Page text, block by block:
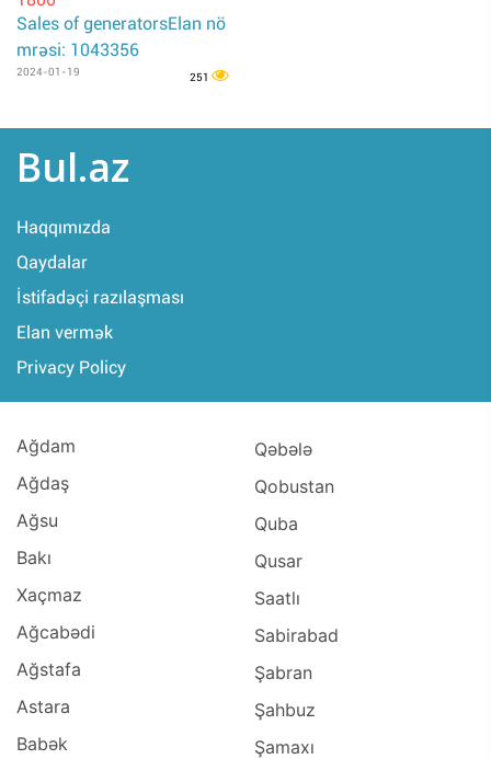
Sales of generatorsElan nö
mrəsi: 1043356
2024-01-19 251
Bul.az
Haqqımızda
Qaydalar
İstifadəçi razılaşması
Elan vermək
Privacy Policy
Ağdam
Ağdaş
Ağsu
Bakı
Xaçmaz
Ağcabədi
Ağstafa
Astara
Babək
Qəbələ
Qobustan
Quba
Qusar
Saatlı
Sabirabad
Şabran
Şahbuz
Şamaxı